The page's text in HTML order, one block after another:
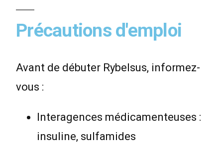
Précautions d'emploi
Avant de débuter Rybelsus, informez-
vous :
Interagences médicamenteuses :
insuline, sulfamides